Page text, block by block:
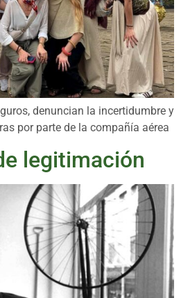
denuncian la incertidumbre y
por parte de la compañía aérea
legitimación